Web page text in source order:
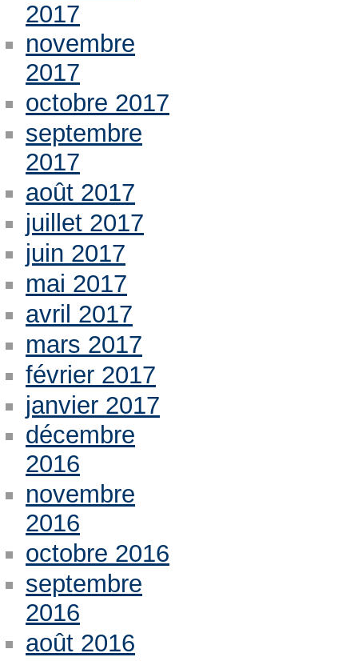
2017
novembre
2017
octobre 2017
septembre
2017
août 2017
juillet 2017
juin 2017
mai 2017
avril 2017
mars 2017
février 2017
janvier 2017
décembre
2016
novembre
2016
octobre 2016
septembre
2016
août 2016